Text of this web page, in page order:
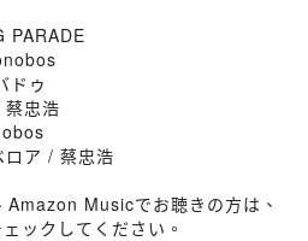
PARADE
ドゥ
忠浩
ロア / 蔡忠浩
Musicでお聴きの方は、
ックしてください。